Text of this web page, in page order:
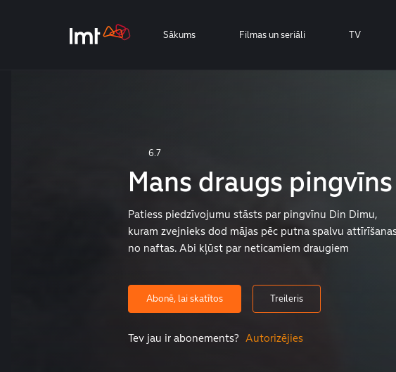
Sākums Filmas un seriāli TV
6.7
Mans draugs pingvīns
Patiess piedzīvojumu stāsts par pingvīnu Din Dimu,
kuram zvejnieks dod mājas pēc putna spalvu
no naftas. Abi kļūst par neticamiem draugiem
Abonē, lai skatītos Treileris
Tev jau ir abonements? Autorizējies